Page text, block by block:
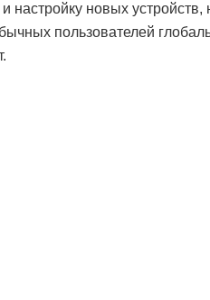
настройку новых устройств,
пользователей